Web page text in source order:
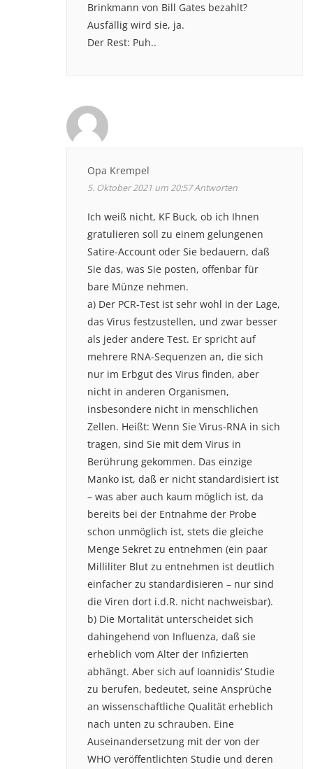
Brinkmann von Bill Gates bezahlt?
Ausfällig wird sie, ja.
Der Rest: Puh..
Opa Krempel
5. Oktober 2021 um 20:57Antworten
Ich weiß nicht, KF Buck, ob ich Ihnen
gratulieren soll zu einem gelungenen
Satire-Account oder Sie bedauern, daß
Sie das, was Sie posten, offenbar für
bare Münze nehmen.
a) Der PCR-Test ist sehr wohl in der Lage,
das Virus festzustellen, und zwar besser
als jeder andere Test. Er spricht auf
mehrere RNA-Sequenzen an, die sich
nur im Erbgut des Virus finden, aber
nicht in anderen Organismen,
insbesondere nicht in menschlichen
Zellen. Heißt: Wenn Sie Virus-RNA in sich
tragen, sind Sie mit dem Virus in
Berührung gekommen. Das einzige
Manko ist, daß er nicht standardisiert ist
– was aber auch kaum möglich ist, da
bereits bei der Entnahme der Probe
schon unmöglich ist, stets die gleiche
Menge Sekret zu entnehmen (ein paar
Milliliter Blut zu entnehmen ist deutlich
einfacher zu standardisieren – nur sind
die Viren dort i.d.R. nicht nachweisbar).
b) Die Mortalität unterscheidet sich
dahingehend von Influenza, daß sie
erheblich vom Alter der Infizierten
abhängt. Aber sich auf Ioannidis‘ Studie
zu berufen, bedeutet, seine Ansprüche
an wissenschaftliche Qualität erheblich
nach unten zu schrauben. Eine
Auseinandersetzung mit der von der
WHO veröffentlichten Studie und deren